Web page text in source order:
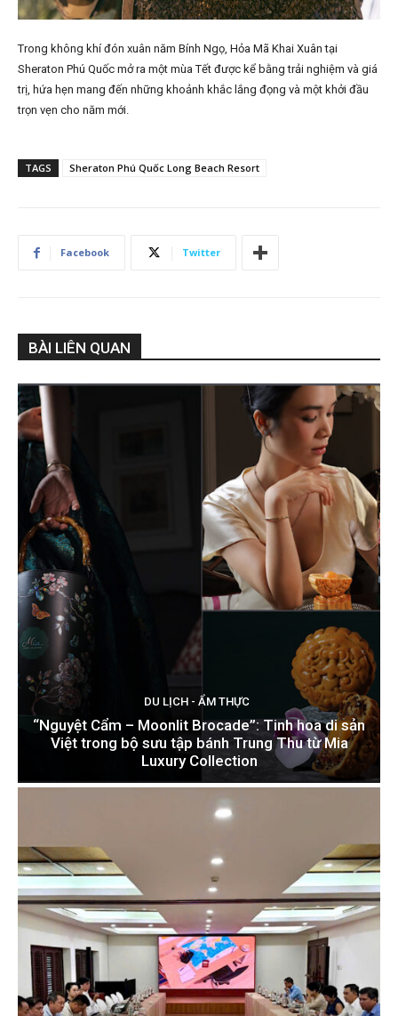
Trong không khí đón xuân năm Bính Ngọ, Hỏa Mã Khai Xuân tại
Sheraton Phú Quốc mở ra một mùa Tết được kể bằng trải nghiệm và giá
trị, hứa hẹn mang đến những khoảnh khắc lắng đọng và một khởi đầu
trọn vẹn cho năm mới.
TAGS Sheraton Phú Quốc Long Beach Resort
Facebook Twitter
BÀI LIÊN QUAN
DU LỊCH - ẨM THỰC
“Nguyệt Cẩm – Moonlit Brocade”: Tinh hoa di sản
Việt trong bộ sưu tập bánh Trung Thu từ Mia
Luxury Collection